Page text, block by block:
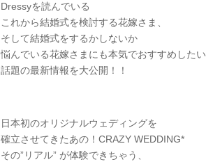
Dressyを読んでいる
これから結婚式を検討する花嫁さま、
そして結婚式をするかしないか
悩んでいる花嫁さまにも本気でおすすめしたい
話題の最新情報を大公開！！
日本初のオリジナルウェディングを
確立させてきたあの！CRAZY WEDDING*
その”リアル” が体験できちゃう、